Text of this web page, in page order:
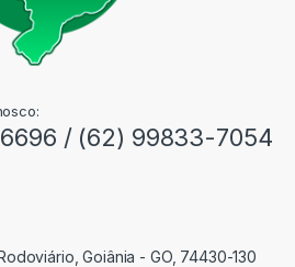
/ (62) 99833-7054
Goiânia - GO, 74430-130